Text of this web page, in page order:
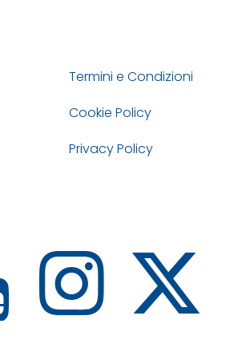
Termini e Condizioni
Cookie Policy
Privacy Policy